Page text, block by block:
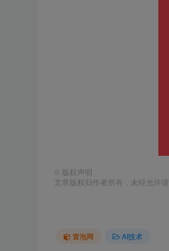
© 版权声明
文章版权归作者所有，未经允许请
冒泡网 AI技术